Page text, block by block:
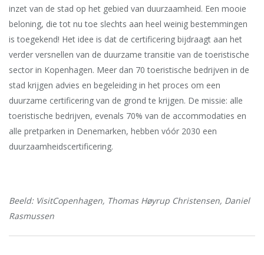
inzet van de stad op het gebied van duurzaamheid. Een mooie
beloning, die tot nu toe slechts aan heel weinig bestemmingen
is toegekend! Het idee is dat de certificering bijdraagt aan het
verder versnellen van de duurzame transitie van de toeristische
sector in Kopenhagen. Meer dan 70 toeristische bedrijven in de
stad krijgen advies en begeleiding in het proces om een
duurzame certificering van de grond te krijgen. De missie: alle
toeristische bedrijven, evenals 70% van de accommodaties en
alle pretparken in Denemarken, hebben vóór 2030 een
duurzaamheidscertificering.
Beeld: VisitCopenhagen, Thomas Høyrup Christensen, Daniel
Rasmussen